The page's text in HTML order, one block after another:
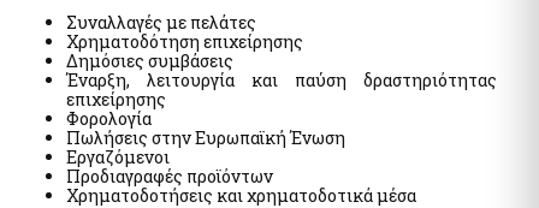
myAADElive - Εξυπηρέτηση με τηλεδιάσκεψη από την
Ανεξάρτητη Αρχή Δημοσίων Εσόδων (Α.Α.Δ.Ε.)
myDYPAlive - Εξυπηρέτηση με τηλεδιάσκεψη από την
Δημόσια Υπηρεσία Απασχόλησης (Δ.ΥΠ.Α τ. ΟΑΕΔ)
myEGDIXlive - Εξυπηρέτηση με τηλεδιάσκεψη ή τηλεφωνική
επικοινωνία & με φυσική παρουσία (για Γενικές Πληροφορίες
Διαχείρισης Οφειλών) από τη Γ.Γ.Χρηματοπιστωτικού Τομέα &
Διαχείρισης Ιδιωτικού Χρέους (ΓΓΧΤΔΙΧ πρώην ΕΓΔΙΧ) του Υπ.
Εθν. Οικον. & Οικονομικών
Συναλλαγές με πελάτες
Χρηματοδότηση επιχείρησης
Δημόσιες συμβάσεις
Έναρξη, λειτουργία και παύση δραστηριότητας
επιχείρησης
Φορολογία
Πωλήσεις στην Ευρωπαϊκή Ένωση
Εργαζόμενοι
Προδιαγραφές προϊόντων
Χρηματοδοτήσεις και χρηματοδοτικά μέσα